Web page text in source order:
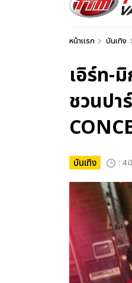
หน้าแรก บันเทิง
เอิร์ท-
ชวนปา
บันเทิง : 4